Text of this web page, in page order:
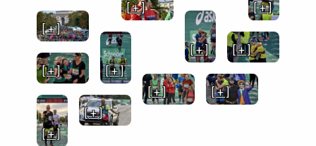
[ + ]
[ + ]
[ + ]
[ + ]
[ + ]
[ + ]
[ + ]
[ + ]
[ + ]
[ + ]
[ + ]